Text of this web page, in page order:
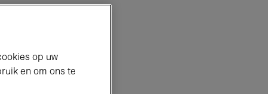
op uw
en om ons te